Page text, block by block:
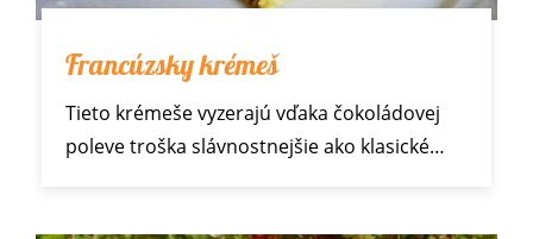
Francúzsky krémeš
Tieto krémeše vyzerajú vďaka čokoládovej
poleve troška slávnostnejšie ako klasické…